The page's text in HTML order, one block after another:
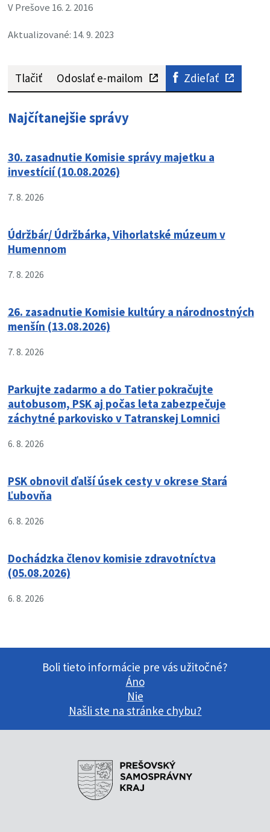
V Prešove 16. 2. 2016
Aktualizované: 14. 9. 2023
Tlačiť Odoslať e-mailom Zdieľať
Najčítanejšie správy
30. zasadnutie Komisie správy majetku a
investícií (10.08.2026)
7. 8. 2026
Údržbár/ Údržbárka, Vihorlatské múzeum v
Humennom
7. 8. 2026
26. zasadnutie Komisie kultúry a národnostných
menšín (13.08.2026)
7. 8. 2026
Parkujte zadarmo a do Tatier pokračujte
autobusom, PSK aj počas leta zabezpečuje
záchytné parkovisko v Tatranskej Lomnici
6. 8. 2026
PSK obnovil ďalší úsek cesty v okrese Stará
Ľubovňa
6. 8. 2026
Dochádzka členov komisie zdravotníctva
(05.08.2026)
6. 8. 2026
Boli tieto informácie pre vás užitočné?
Áno
Nie
Našli ste na stránke chybu?